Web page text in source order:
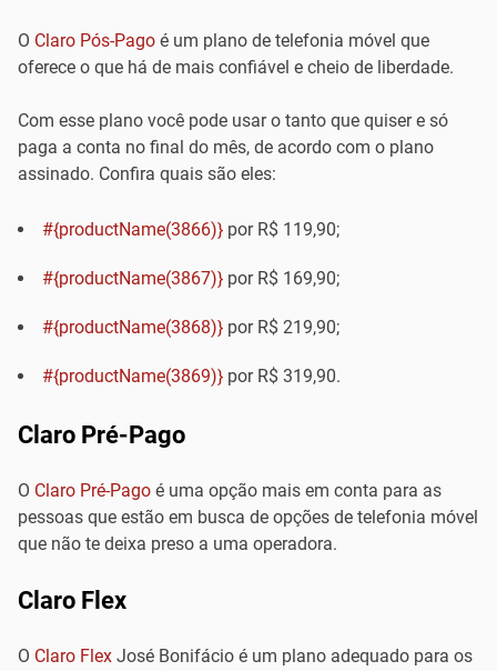
O Claro Pós-Pago é um plano de telefonia móvel que
oferece o que há de mais confiável e cheio de liberdade.
Com esse plano você pode usar o tanto que quiser e só
paga a conta no final do mês, de acordo com o plano
assinado. Confira quais são eles:
#{productName(3866)} por R$ 119,90;
#{productName(3867)} por R$ 169,90;
#{productName(3868)} por R$ 219,90;
#{productName(3869)} por R$ 319,90.
Claro Pré-Pago
O Claro Pré-Pago é uma opção mais em conta para as
pessoas que estão em busca de opções de telefonia móvel
que não te deixa preso a uma operadora.
Claro Flex
O Claro Flex José Bonifácio é um plano adequado para os